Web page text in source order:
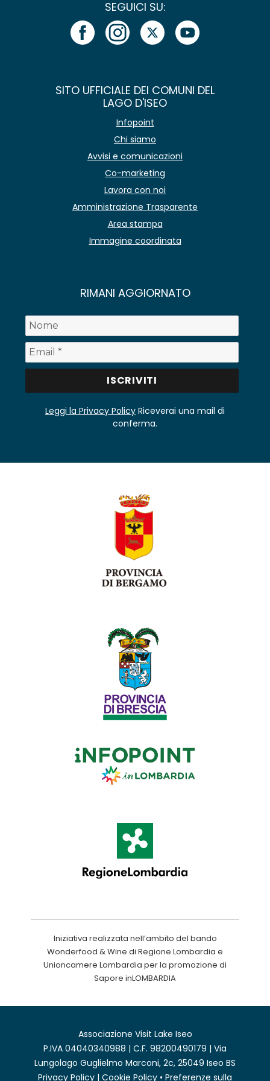
SEGUICI SU:
SITO UFFICIALE DEI COMUNI DEL
LAGO D'ISEO
Infopoint
Chi siamo
Avvisi e comunicazioni
Co-marketing
Lavora con noi
Amministrazione Trasparente
Area stampa
Immagine coordinata
RIMANI AGGIORNATO
Leggi la Privacy Policy Riceverai una mail di
conferma.
Iniziativa realizzata nell’ambito del bando
Wonderfood & Wine di Regione Lombardia e
Unioncamere Lombardia per la promozione di
Sapore inLOMBARDIA
Associazione Visit Lake Iseo
P.IVA 04040340988 | C.F. 98200490179 | Via
Lungolago Guglielmo Marconi, 2c, 25049 Iseo BS
Privacy Policy | Cookie Policy • Preferenze sulla